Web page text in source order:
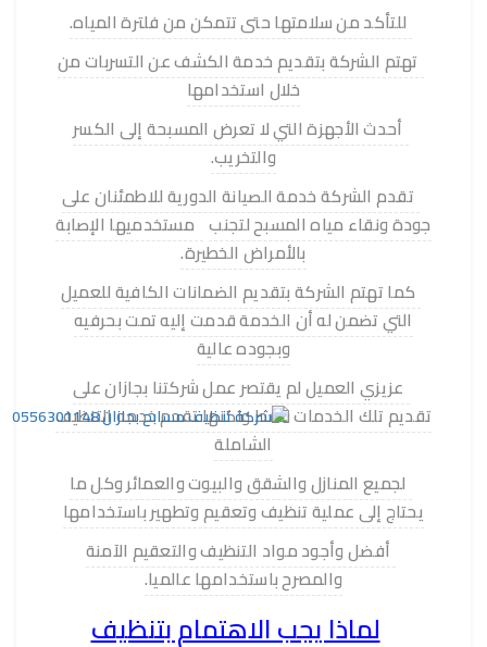
للتأكد من سلامتها حتى تتمكن من فلترة المياه.
تهتم الشركة بتقديم خدمة الكشف عن التسربات من
خلال استخدامها
أحدث الأجهزة التي لا تعرض المسبحة إلى الكسر
والتخريب.
تقدم الشركة خدمة الصيانة الدورية للاطمئنان على
جودة ونقاء مياه المسبح لتجنب مستخدميها الإصابة
بالأمراض الخطيرة.
كما تهتم الشركة بتقديم الضمانات الكافية للعميل
التي تضمن له أن الخدمة قدمت إليه تمت بحرفيه
وبجوده عالية
عزيزي العميل لم يقتصر عمل شركتنا بجازان على
تقديم تلك الخدمات فقط ولكنها تقدم خدمه التنظيف
الشاملة
لجميع المنازل والشقق والبيوت والعمائر وكل ما
يحتاج إلى عملية تنظيف وتعقيم وتطهير باستخدامها
أفضل وأجود مواد التنظيف والتعقيم الآمنة
والمصرح باستخدامها عالميا.
لماذا يجب الاهتمام بتنظيف